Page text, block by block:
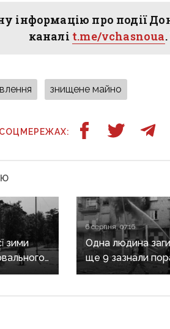
інформацію про події
каналі t.me/vchasnoua
знищене майно
зими
6 серпня, 07:16
Одна людина
ще 9 зазнали
воєнні злочини